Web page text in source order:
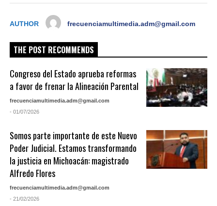
AUTHOR frecuenciamultimedia.adm@gmail.com
THE POST RECOMMENDS
Congreso del Estado aprueba reformas
a favor de frenar la Alineación Parental
frecuenciamultimedia.adm@gmail.com
- 01/07/2026
Somos parte importante de este Nuevo
Poder Judicial. Estamos transformando
la justicia en Michoacán: magistrado
Alfredo Flores
frecuenciamultimedia.adm@gmail.com
- 21/02/2026